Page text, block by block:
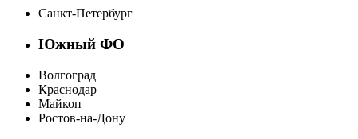
Санкт-Петербург
Южный ФО
Волгоград
Краснодар
Майкоп
Ростов-на-Дону